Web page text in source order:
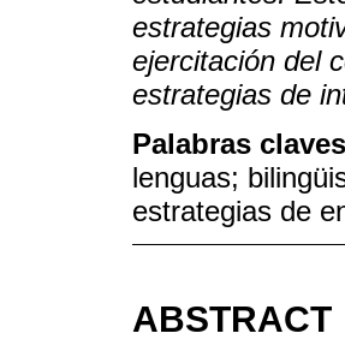
estrategias
ejercitación del
estrategias de
Palabras
lenguas;
estrategias de
ABSTRACT